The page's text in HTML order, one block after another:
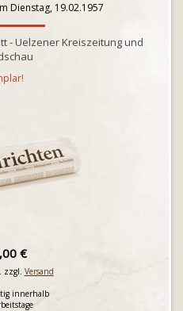
Dienstag, 19.02.1957
- Uelzener Kreiszeitung und
€
zzgl. Versand
innerhalb